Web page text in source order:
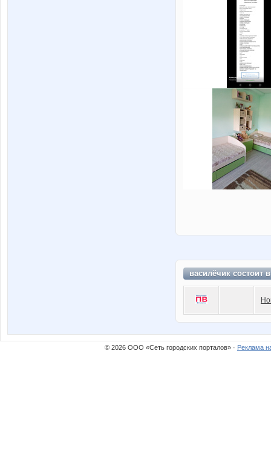
василёчик состоит
© 2026 ООО «Сеть городских порталов» · Реклама